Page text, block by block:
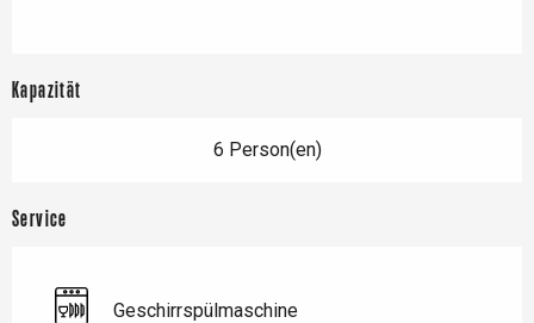
Kapazität
6 Person(en)
Service
Geschirrspülmaschine